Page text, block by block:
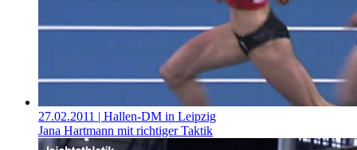
27.02.2011 | Hallen-DM in Leipzig
Jana Hartmann mit richtiger Taktik